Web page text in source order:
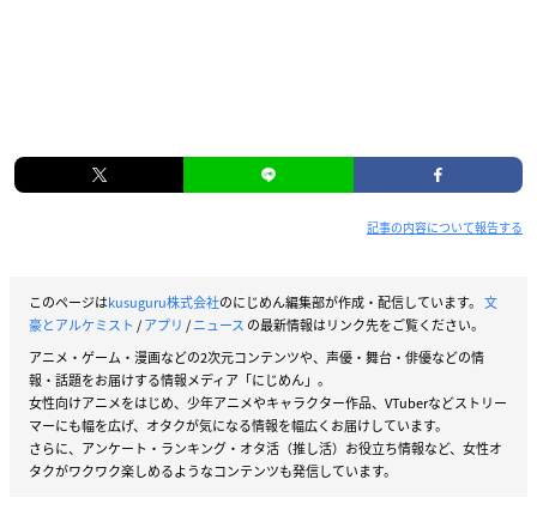
記事の内容について報告する
このページはkusuguru株式会社のにじめん編集部が作成・配信しています。 文
豪とアルケミスト /アプリ /ニュース の最新情報はリンク先をご覧ください。
アニメ・ゲーム・漫画などの2次元コンテンツや、声優・舞台・俳優などの情
報・話題をお届けする情報メディア「にじめん」。
女性向けアニメをはじめ、少年アニメやキャラクター作品、VTuberなどストリー
マーにも幅を広げ、オタクが気になる情報を幅広くお届けしています。
さらに、アンケート・ランキング・オタ活（推し活）お役立ち情報など、女性オ
タクがワクワク楽しめるようなコンテンツも発信しています。